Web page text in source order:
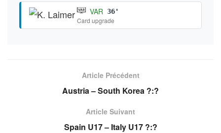
VAR 36'
Card upgrade
Article Précédent
Austria – South Korea ?:?
Article Suivant
Spain U17 – Italy U17 ?:?